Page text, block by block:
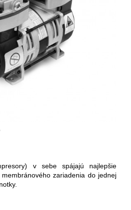
v sebe spájajú najlepšie
zariadenia do jednej